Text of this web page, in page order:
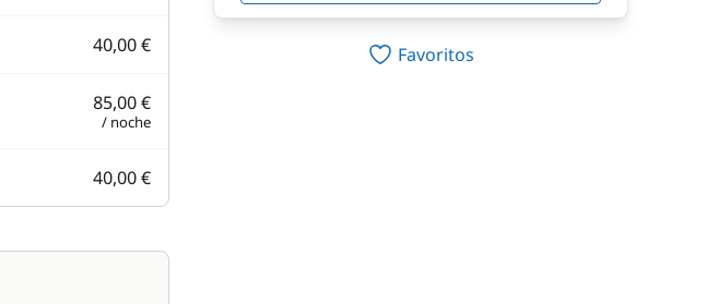
40,00 €
85,00 €
/ noche
40,00 €
Favoritos